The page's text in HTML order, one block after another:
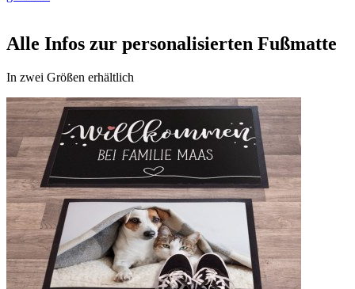
Alle Infos zur personalisierten Fußmatte
In zwei Größen erhältlich